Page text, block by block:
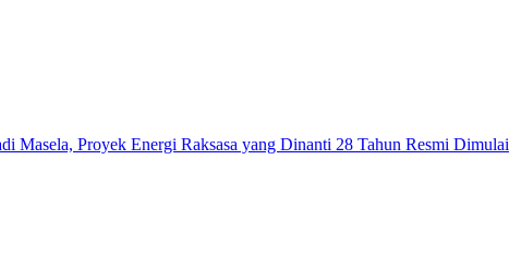
Masela, Proyek Energi Raksasa yang Dinanti 28 Tahun Resmi Dimulai